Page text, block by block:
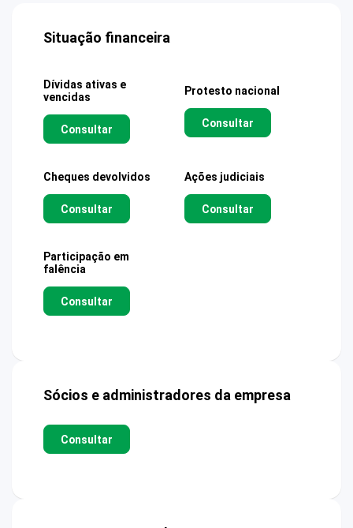
Situação financeira
Dívidas ativas e
vencidas
Consultar
Protesto nacional
Consultar
Cheques devolvidos
Consultar
Ações judiciais
Consultar
Participação em
falência
Consultar
Sócios e administradores da empresa
Consultar